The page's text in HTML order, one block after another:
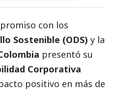
con los
Sostenible (ODS) y la
presentó su
Corporativa
positivo en más de